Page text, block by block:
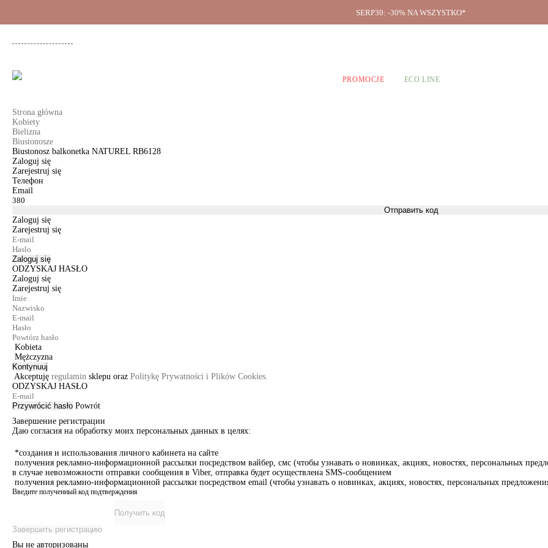
SERP30: -30% NA WSZYSTKO*
PROMOCJE ECO LINE
Strona główna
Kobiety
Bielizna
Biustonosze
Biustonosz balkonetka NATUREL RB6128
Zaloguj się
Zarejestruj się
Телефон
Email
Отправить код
Zaloguj się
Zarejestruj się
Zaloguj się
ODZYSKAJ HASŁO
Zaloguj się
Zarejestruj się
Kobieta
Mężczyzna
Kontynuuj
Akceptuję regulamin sklepu oraz Politykę Prywatności i Plików Cookies.
ODZYSKAJ HASŁO
Przywrócić hasło Powrót
Завершение регистрации
Даю согласия на обработку моих персональных данных в целях:
*создания и использования личного кабинета на сайте
получения рекламно-информационной рассылки посредством вайбер, смс (чтобы узнавать о новинках, акциях, новостях, персональных
в случае невозможности отправки сообщения в Viber, отправка будет осуществлена SMS-сообщением
получения рекламно-информационной рассылки посредством email (чтобы узнавать о новинках, акциях, новостях, персональных
Введите полученный код подтверждения
Получить код
Завершить регистрацию
Вы не авторизованы